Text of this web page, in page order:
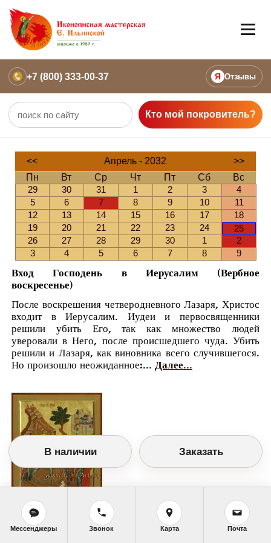
+7 (800) 333-00-37 Я Отзывы
Кто мой покровитель?
<< Апрель - 2032
>>
Пн
Вт Ср Чт Пт Сб
Вс
29
30 31 1 2 3
4
5
6 7 8 9 10
11
12
13 14 15 16 17
18
19
20 21 22 23 24
25
26
27 28 29 30 1
2
3
4 5 6 7 8 9
Вход Господень в Иерусалим (Вербное
воскресенье)
После воскрешения четверодневного Лазаря, Христос
входит в Иерусалим. Иудеи и первосвященники
решили убить Его, так как множество людей
уверовали в Него, после происшедшего чуда. Убить
решили и Лазаря, как виновника всего случившегося.
Но произошло неожиданное:... Далее...
Православный календарь
<<Воскресенье, 25 Апреля (12 Апреля по
В наличии Заказать
Мессенджеры Звонок Карта Почта